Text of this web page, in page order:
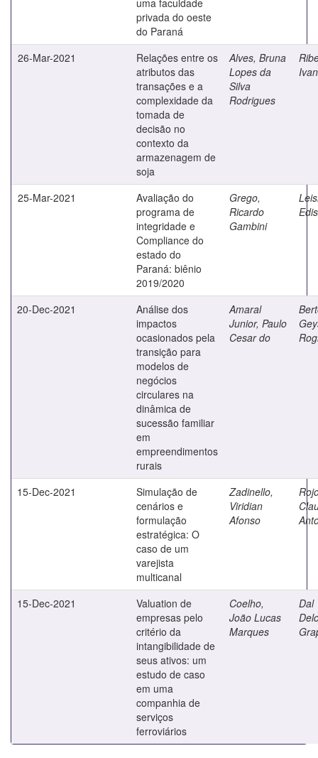
privada do oeste
do Paraná
26-Mar-2021
Relações entre os
atributos das
transações e a
complexidade da
tomada de
decisão no
contexto da
armazenagem de
soja
Alves, Bruna
Lopes da
Silva
Rodrigues
25-Mar-2021
Avaliação do
programa de
integridade e
Compliance do
estado do
Paraná: biênio
2019/2020
Grego,
Ricardo
Gambini
20-Dec-2021
Análise dos
impactos
ocasionados pela
transição para
modelos de
negócios
circulares na
dinâmica de
sucessão familiar
em
empreendimentos
rurais
Amaral
Junior, Paulo
Cesar do
15-Dec-2021
Simulação de
cenários e
formulação
estratégica: O
caso de um
varejista
multicanal
Zadinello,
Viridian
Afonso
15-Dec-2021
Valuation de
empresas pelo
critério da
intangibilidade de
seus ativos: um
estudo de caso
em uma
companhia de
serviços
ferroviários
Coelho,
João Lucas
Marques
Dal